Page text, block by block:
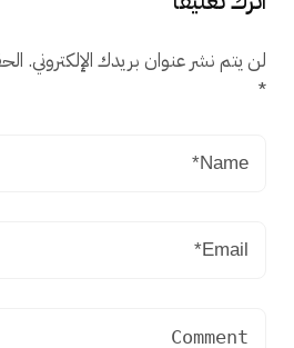
لن يتم نشر عنوان بريدك الإلكتروني.
*